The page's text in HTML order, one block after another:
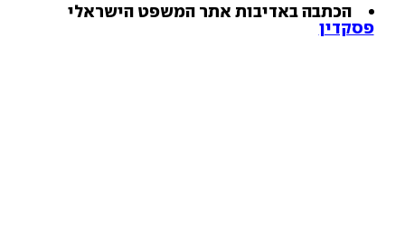
הכתבה באדיבות אתר המשפט הישראלי
פסקדין